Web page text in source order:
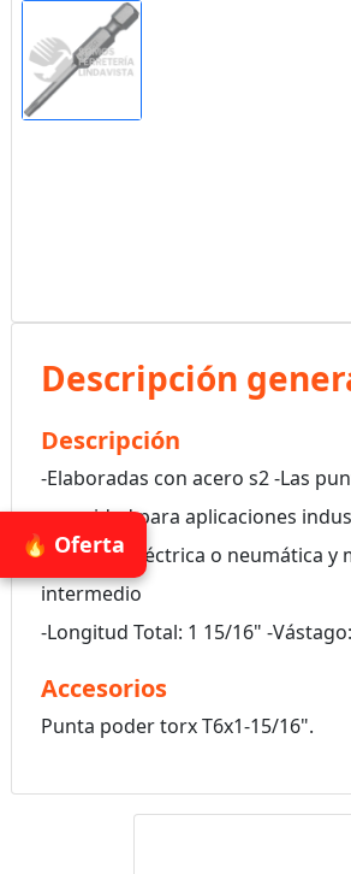
🔥 Oferta
Descripción
Descripción
-Elaboradas con acero s2 -Las
capacidad para aplicaciones
de poder eléctrica o neumática
intermedio
-Longitud Total: 1 15/16" -
Accesorios
Punta poder torx T6x1-15/16".